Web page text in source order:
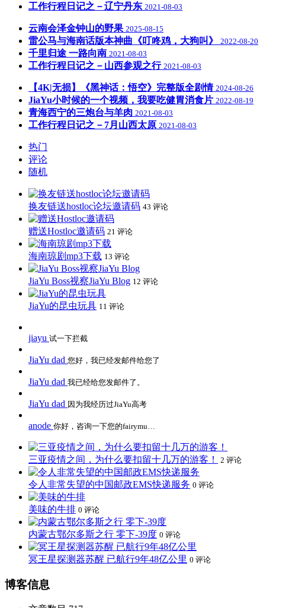
工作行程日记之－辽宁丹东 2021-08-03
云南会泽金钟山的野果 2025-08-15
雷公马与海南话版本神曲《叮咚鸡，大狗叫》 2022-08-20
千里归途 一路向南 2021-08-03
工作行程日记之－山西参观之行 2021-08-03
【4K|无损】《黑神话：悟空》完整版全剧情 2024-08-26
JiaYu小时候的一个视频，我要吃健胃消食片 2022-08-19
青海西宁的三炮台与羊肉 2021-08-03
工作行程日记之－7月山西太原 2021-08-03
热门
评论
随机
换友链送hostloc论坛邀请码 43 评论
赠送Hostloc邀请码 21 评论
海南琼剧mp3下载 13 评论
JiaYu Boss视察JiaYu Blog 12 评论
JiaYu的昆虫玩具 11 评论
jiayu 试一下拦截
JiaYu dad 您好，我已经发邮件给您了
JiaYu dad 我已经给您发邮件了。
JiaYu dad 因为我经历过JiaYu高考
anode 你好，咨询一下您的fairymu…
三亚疫情之间，为什么要扣留十几万的游客！ 2 评论
令人非常失望的中国邮政EMS快递服务 0 评论
美味的牛排 0 评论
内蒙古鄂尔多斯之行 零下-39度 0 评论
冥王星探测器苏醒 已航行9年48亿公里 0 评论
博客信息